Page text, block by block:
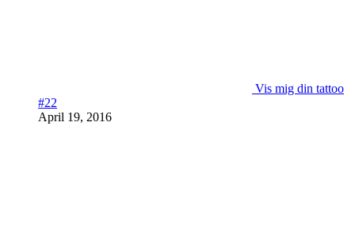
Vis mig din tattoo
#22
April 19, 2016